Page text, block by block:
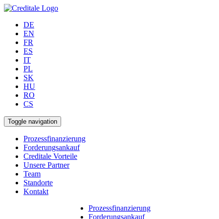
DE
EN
FR
ES
IT
PL
SK
HU
RO
CS
Toggle navigation
Prozessfinanzierung
Forderungsankauf
Creditale Vorteile
Unsere Partner
Team
Standorte
Kontakt
Prozessfinanzierung
Forderungsankauf